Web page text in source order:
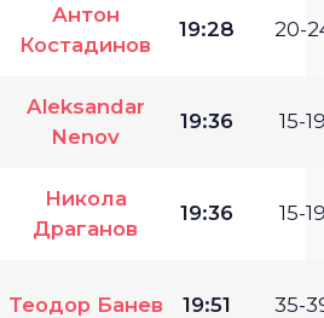
Антон
Костадинов
19:28 20-
Aleksandar
Nenov
19:36 15-
Никола
Драганов
19:36 15-
Теодор Банев 19:51 35-